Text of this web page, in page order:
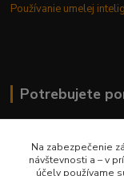
Používanie umelej
Potrebujete
0948 236 042
Na zabezpečenie
návštevnosti a – v
účely používame